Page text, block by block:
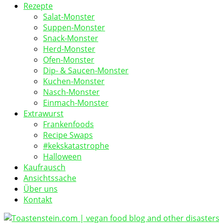
Rezepte
Salat-Monster
Suppen-Monster
Snack-Monster
Herd-Monster
Ofen-Monster
Dip- & Saucen-Monster
Kuchen-Monster
Nasch-Monster
Einmach-Monster
Extrawurst
Frankenfoods
Recipe Swaps
#kekskatastrophe
Halloween
Kaufrausch
Ansichtssache
Über uns
Kontakt